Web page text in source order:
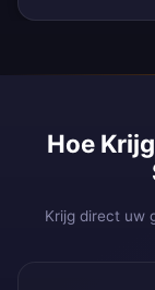
Hoe
Krijg direct uw